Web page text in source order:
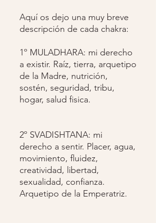
Aquí os dejo una muy breve
descripción de cada chakra:
1º MULADHARA: mi derecho
a existir. Raíz, tierra, arquetipo
de la Madre, nutrición,
sostén, seguridad, tribu,
hogar, salud fisica.
2º SVADISHTANA: mi
derecho a sentir. Placer, agua,
movimiento, fluidez,
creatividad, libertad,
sexualidad, confianza.
Arquetipo de la Emperatriz.